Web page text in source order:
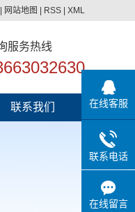
网站地图 RSS XML
服务热线
联系我们 在线客服
联系电话
在线留言